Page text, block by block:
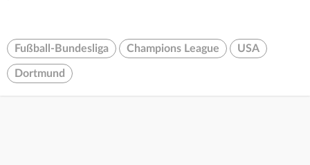
Fußball-Bundesliga Champions League USA
Dortmund